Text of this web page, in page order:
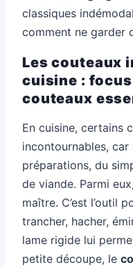
classiques
comment ne garder
Les couteaux
cuisine :
couteaux
En cuisine, certains
incontournables, car
préparations, du
de viande. Parmi
maître. C’est l’outil
trancher, hacher,
lame rigide lui
petite découpe, le